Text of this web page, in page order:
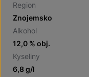
Region
Znojemsko
Alkohol
12,0 % obj.
Kyseliny
6,8 g/l